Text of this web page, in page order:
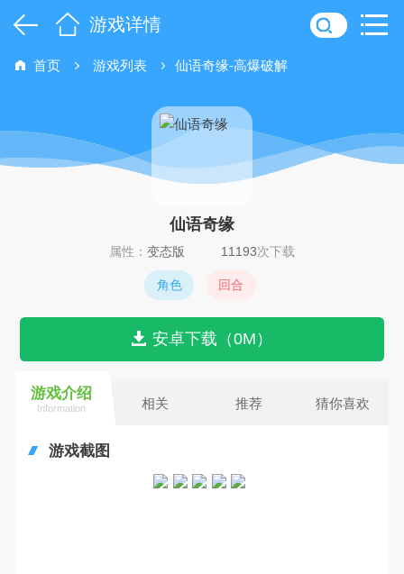
游戏详情
首页 游戏列表 仙语奇缘-高爆破解
仙语奇缘
属性： 变态版 11193次下载
角色 回合
安卓下载（0M）
游戏介绍
Information 相关 推荐 猜你喜欢
游戏截图